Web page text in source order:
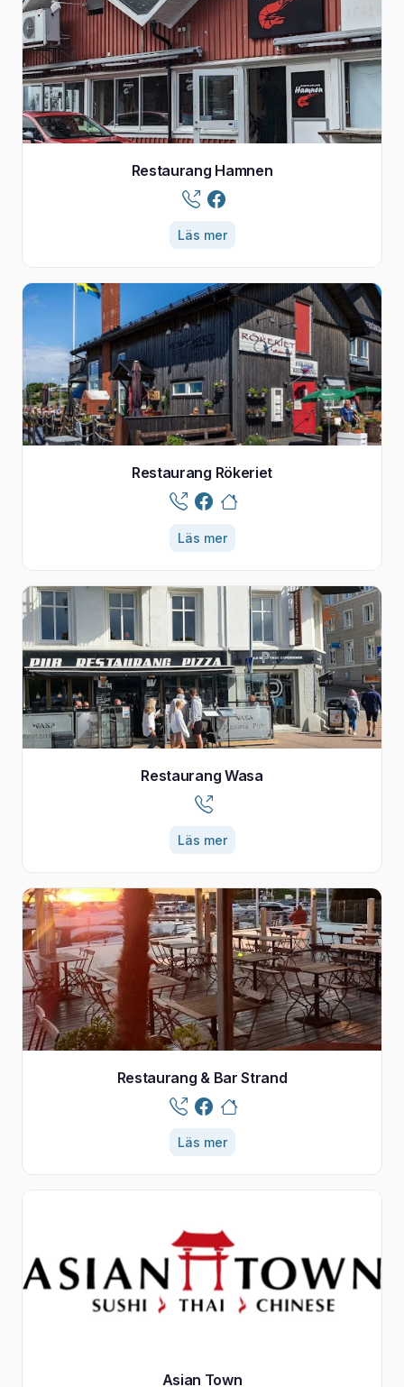
Restaurang Hamnen
Läs mer
Restaurang Rökeriet
Läs mer
Restaurang Wasa
Läs mer
Restaurang & Bar Strand
Läs mer
Asian Town